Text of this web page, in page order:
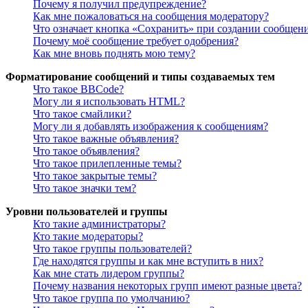
Почему я получил предупреждение?
Как мне пожаловаться на сообщения модератору?
Что означает кнопка «Сохранить» при создании
Почему моё сообщение требует одобрения?
Как мне вновь поднять мою тему?
Форматирование сообщений и типы создаваемых тем
Что такое BBCode?
Могу ли я использовать HTML?
Что такое смайлики?
Могу ли я добавлять изображения к сообщениям?
Что такое важные объявления?
Что такое объявления?
Что такое прилепленные темы?
Что такое закрытые темы?
Что такое значки тем?
Уровни пользователей и группы
Кто такие администраторы?
Кто такие модераторы?
Что такое группы пользователей?
Где находятся группы и как мне вступить в них?
Как мне стать лидером группы?
Почему названия некоторых групп имеют разные цвета?
Что такое группа по умолчанию?